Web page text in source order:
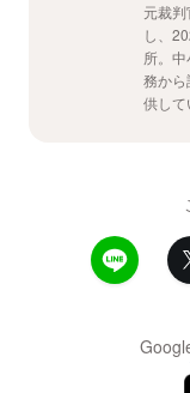
元裁
し、
所。
務か
供して